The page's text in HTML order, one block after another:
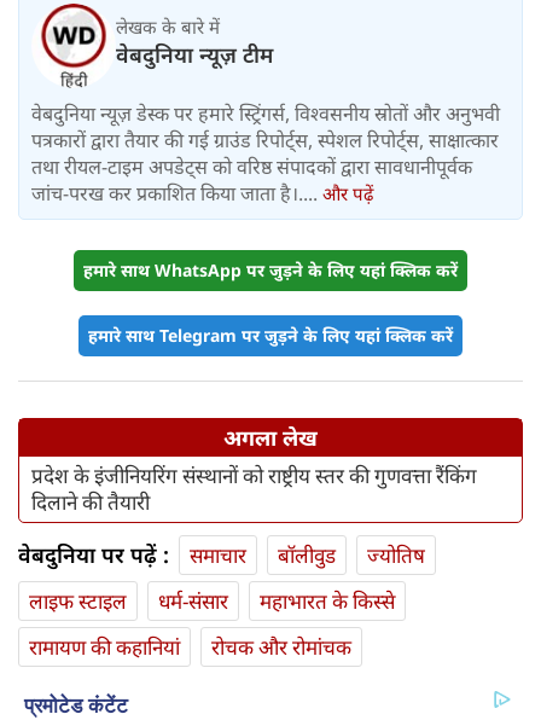
लेखक के बारे में
वेबदुनिया न्यूज़ टीम
वेबदुनिया न्यूज़ डेस्क पर हमारे स्ट्रिंगर्स, विश्वसनीय स्रोतों और अनुभवी
पत्रकारों द्वारा तैयार की गई ग्राउंड रिपोर्ट्स, स्पेशल रिपोर्ट्स, साक्षात्कार
तथा रीयल-टाइम अपडेट्स को वरिष्ठ संपादकों द्वारा सावधानीपूर्वक
जांच-परख कर प्रकाशित किया जाता है।.... और पढ़ें
हमारे साथ WhatsApp पर जुड़ने के लिए यहां क्लिक करें
हमारे साथ Telegram पर जुड़ने के लिए यहां क्लिक करें
अगला लेख
प्रदेश के इंजीनियरिंग संस्थानों को राष्ट्रीय स्तर की गुणवत्ता रैंकिंग
दिलाने की तैयारी
वेबदुनिया पर पढ़ें : समाचार बॉलीवुड
ज्योतिष
लाइफ स्‍टाइल
धर्म-संसार
महाभारत के किस्से
रामायण की कहानियां
रोचक और रोमांचक